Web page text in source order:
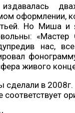
оформлении,
Но Миша и
«Мастер
нас,
живого
сделали в 2008г.